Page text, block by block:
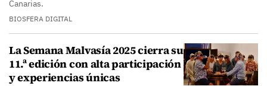
Canarias.
BIOSFERA DIGITAL
La Semana Malvasía 2025 cierra su
11.ª edición con alta participación
y experiencias únicas